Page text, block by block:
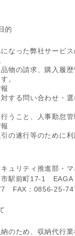
的
なった弊社サービ
物の請求、購入履
。
する問い合わせ・
うこと、人事勤怠
の遂行等のために利
ュリティ推進部・
市駅前町17-1
FAX：0856-25-
のため、収納代行業